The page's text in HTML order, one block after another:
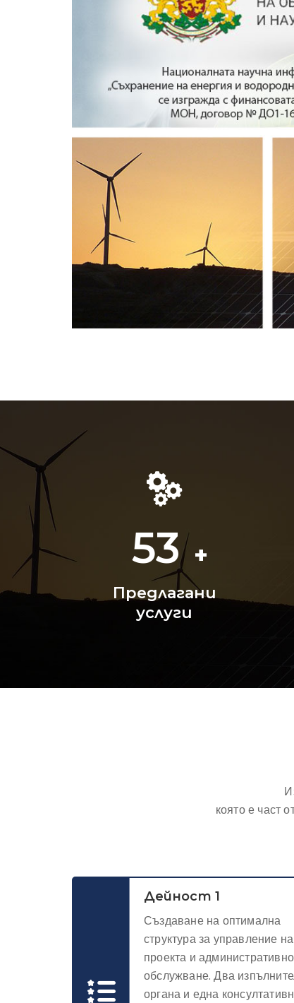
53 +
Предлагани
услуги
която е част
Дейност 1
Създаване на оптимална
структура за управление на
проекта и административно
обслужване. Два
органа и една